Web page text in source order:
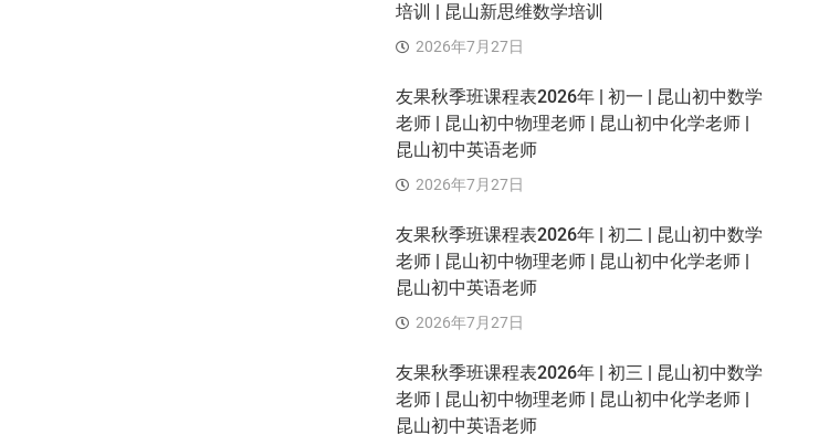
培训 | 昆山新思维数学培训
2026年7月27日
友果秋季班课程表2026年 | 初一 | 昆山初中数学
老师 | 昆山初中物理老师 | 昆山初中化学老师 |
昆山初中英语老师
2026年7月27日
友果秋季班课程表2026年 | 初二 | 昆山初中数学
老师 | 昆山初中物理老师 | 昆山初中化学老师 |
昆山初中英语老师
2026年7月27日
友果秋季班课程表2026年 | 初三 | 昆山初中数学
老师 | 昆山初中物理老师 | 昆山初中化学老师 |
昆山初中英语老师